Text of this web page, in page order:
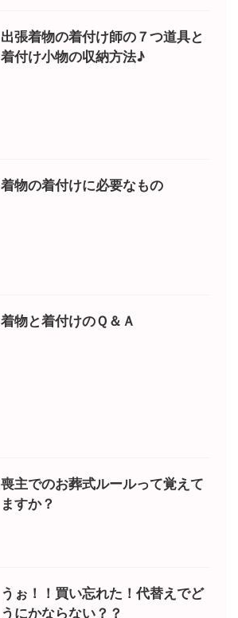
出張着物の着付け師の７つ道具と
着付け小物の収納方法♪
着物の着付けに必要なもの
着物と着付けのＱ＆Ａ
喪主でのお葬式ルールって覚えて
ますか？
うぉ！！買い忘れた！代替えでど
うにかならない？？